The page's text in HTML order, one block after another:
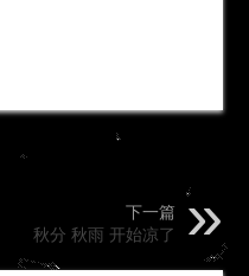
下一篇
秋分 秋雨 开始凉了